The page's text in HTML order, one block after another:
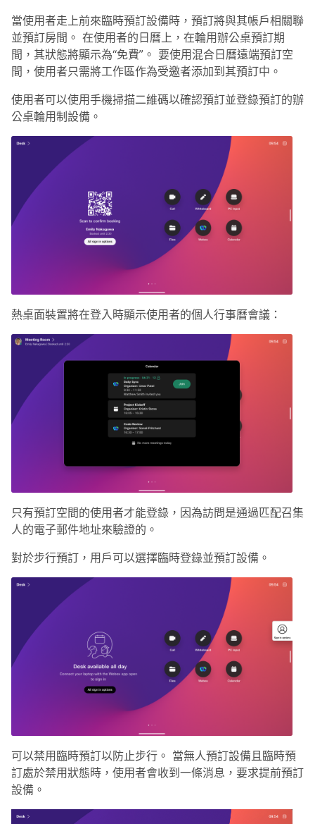
當使用者走上前來臨時預訂設備時，預訂將與其帳戶相關聯
並預訂房間。 在使用者的日曆上，在輪用辦公桌預訂期
間，其狀態將顯示為“免費”。 要使用混合日曆遠端預訂空
間，使用者只需將工作區作為受邀者添加到其預訂中。
使用者可以使用手機掃描二維碼以確認預訂並登錄預訂的辦
公桌輪用制設備。
熱桌面裝置將在登入時顯示使用者的個人行事曆會議：
只有預訂空間的使用者才能登錄，因為訪問是通過匹配召集
人的電子郵件地址來驗證的。
對於步行預訂，用戶可以選擇臨時登錄並預訂設備。
可以禁用臨時預訂以防止步行。 當無人預訂設備且臨時預
訂處於禁用狀態時，使用者會收到一條消息，要求提前預訂
設備。